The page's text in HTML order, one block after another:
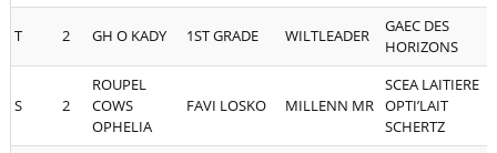
T 2 GH O KADY 1ST GRADE WILTLEADER
GAEC DES
HORIZONS
S 2
ROUPEL
COWS
OPHELIA
FAVI LOSKO MILLENN MR
SCEA LAITIERE
OPTI’LAIT
SCHERTZ